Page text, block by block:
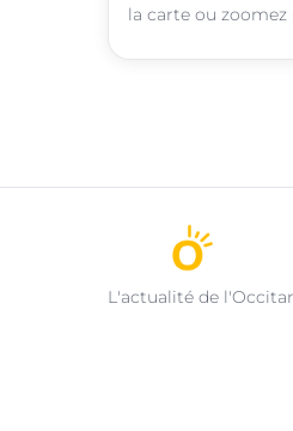
la carte ou zoomez
L'actualité de